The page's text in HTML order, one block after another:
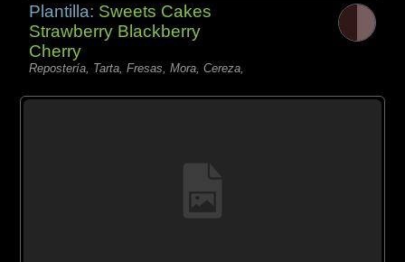
Plantilla: Sweets Cakes
Strawberry Blackberry
Cherry
Repostería, Tarta, Fresas, Mora, Cereza,